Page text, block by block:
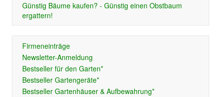
Günstig Bäume kaufen? - Günstig einen Obstbaum
ergattern!
Firmeneinträge
Newsletter-Anmeldung
Bestseller für den Garten*
Bestseller Gartengeräte*
Bestseller Gartenhäuser & Aufbewahrung*